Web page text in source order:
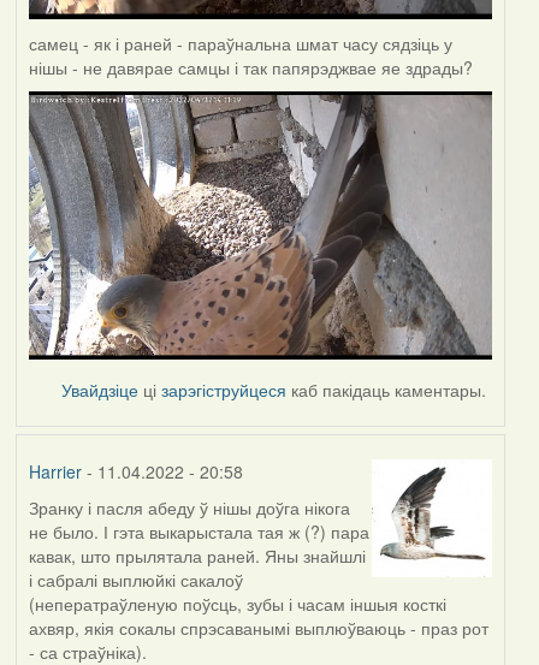
самец - як і раней - параўнальна шмат часу сядзіць у
нішы - не давярае самцы і так папярэджвае яе здрады?
Увайдзіце цізарэгіструйцеся каб пакідаць каментары.
Harrier- 11.04.2022 - 20:58
Зранку і пасля абеду ў нішы доўга нікога
не было. І гэта выкарыстала тая ж (?) пара
кавак, што прылятала раней. Яны знайшлі
і сабралі выплюйкі сакалоў
(неператраўленую поўсць, зубы і часам іншыя косткі
ахвяр, якія сокалы спрэсаванымі выплюўваюць - праз рот
- са страўніка).